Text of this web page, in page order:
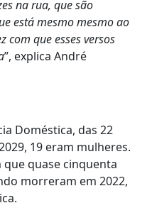
na rua, que são
está mesmo mesmo ao
com que esses versos
”, explica André
Doméstica, das 22
19 eram mulheres.
quase cinquenta
morreram em 2022,